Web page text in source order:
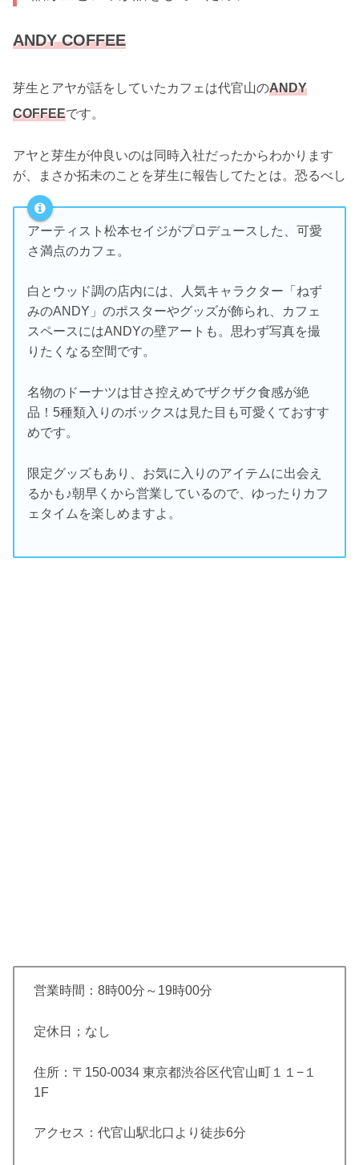
ANDY COFFEE
芽生とアヤが話をしていたカフェは代官山のANDY
COFFEEです。
アヤと芽生が仲良いのは同時入社だったからわかります
が、まさか拓未のことを芽生に報告してたとは。恐るべし
アーティスト松本セイジがプロデュースした、可愛
さ満点のカフェ。
白とウッド調の店内には、人気キャラクター「ねず
みのANDY」のポスターやグッズが飾られ、カフェ
スペースにはANDYの壁アートも。思わず写真を撮
りたくなる空間です。
名物のドーナツは甘さ控えめでザクザク食感が絶
品！5種類入りのボックスは見た目も可愛くておすす
めです。
限定グッズもあり、お気に入りのアイテムに出会え
るかも♪朝早くから営業しているので、ゆったりカフ
ェタイムを楽しめますよ。
営業時間：8時00分～19時00分
定休日；なし
住所：〒150-0034 東京都渋谷区代官山町１１−１
1F
アクセス：代官山駅北口より徒歩6分